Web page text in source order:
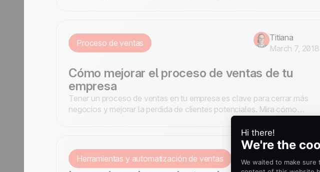
Proceso de ventas
Titiana
March 7, 2018
Cómo mejorar el proceso de ventas de tu
empresa
Tener un proceso de ventas en tu empresa es clave para cerrar más
negocios y mejorar la perdida de clientes potenciales. Mira cómo
puedes mejorar tu proceso para obtener los mejores resultados
Herramientas y automatización de ventas
March 17, 2026